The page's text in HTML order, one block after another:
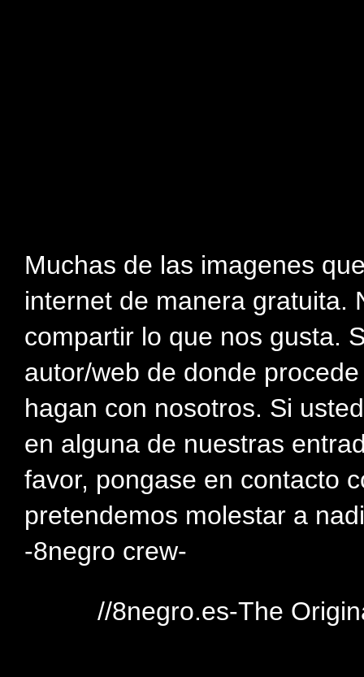
Muchas de las imagenes
internet de manera gratuita.
compartir lo que nos gusta.
autor/web de donde
hagan con nosotros. Si
en alguna de nuestras
favor, pongase en contacto
pretendemos molestar a
-8negro crew-
//8negro.es-The